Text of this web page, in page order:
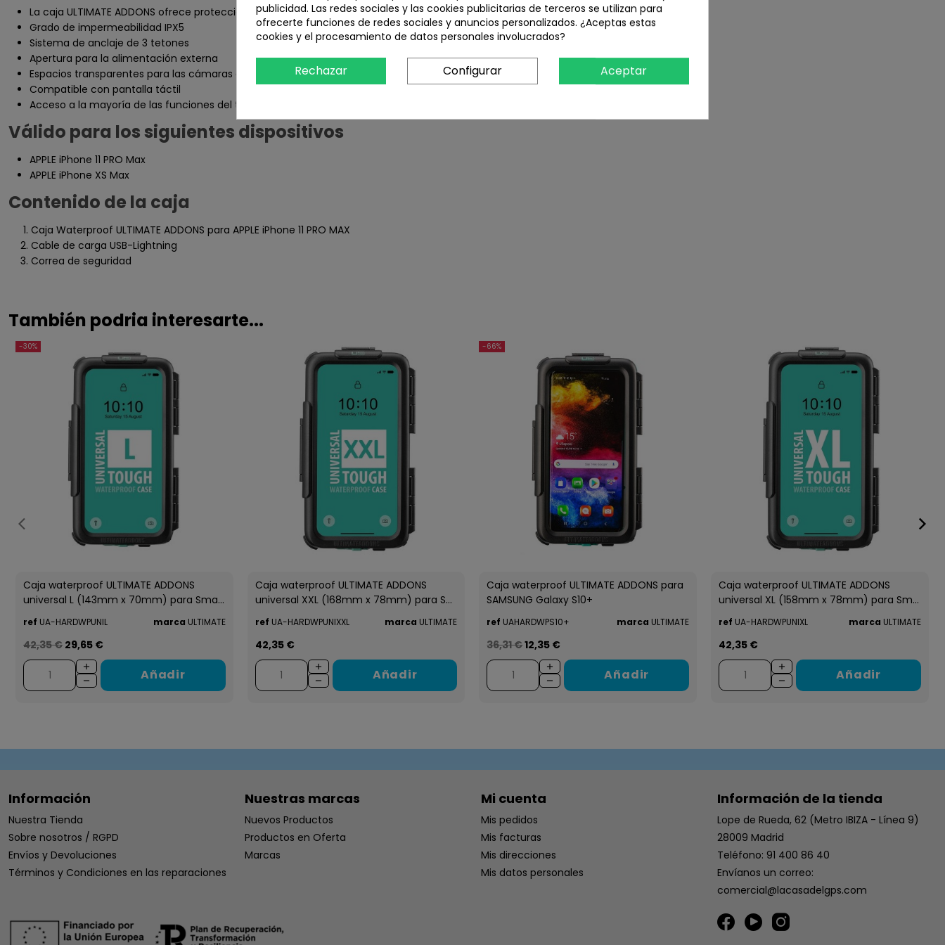
La caja ULTIMATE ADDONS ofrece protección contra golpes y arañazos
Grado de impermeabilidad IPX5
Sistema de anclaje de 3 tetones
Apertura para la alimentación externa
Espacios transparentes para las cámaras delanteras y traseras
Compatible con pantalla táctil
Acceso a la mayoría de las funciones del teléfono a través de la pantalla táctil
Válido para los siguientes dispositivos
APPLE iPhone 11 PRO Max
APPLE iPhone XS Max
Contenido de la caja
Caja Waterproof ULTIMATE ADDONS para APPLE iPhone 11 PRO MAX
Cable de carga USB-Lightning
Correa de seguridad
También podria interesarte...
-30%
Caja waterproof ULTIMATE ADDONS
universal L (143mm x 70mm) para Sma...
ref UA-HARDWPUNIL marca ULTIMATE
42,35 € 29,65 €
Añadir
Caja waterproof ULTIMATE ADDONS
universal XXL (168mm x 78mm) para S...
ref UA-HARDWPUNIXXL marca ULTIMATE
42,35 €
Añadir
-66%
Caja waterproof ULTIMATE ADDONS para
SAMSUNG Galaxy S10+
ref UAHARDWPS10+ marca ULTIMATE
36,31 €12,35 €
Añadir
Caja waterproof ULTIMATE ADDONS
universal XL (158mm x 78mm) para Sm...
ref UA-HARDWPUNIXL marca ULTIMATE
42,35 €
Añadir
Información
Nuestra Tienda
Sobre nosotros / RGPD
Envíos y Devoluciones
Términos y Condiciones en las reparaciones
Nuestras marcas
Nuevos Productos
Productos en Oferta
Marcas
Mi cuenta
Mis pedidos
Mis facturas
Mis direcciones
Mis datos personales
Información de la tienda
Lope de Rueda, 62 (Metro IBIZA - Línea 9)
28009 Madrid
Teléfono: 91 400 86 40
Envíanos un correo:
comercial@lacasadelgps.com
publicidad. Las redes sociales y las cookies publicitarias de terceros se utilizan para
ofrecerte funciones de redes sociales y anuncios personalizados. ¿Aceptas estas
cookies y el procesamiento de datos personales involucrados?
Rechazar Configurar Aceptar